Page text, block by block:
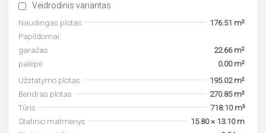
Veidrodinis variantas
Naudingas plotas
176.51 m²
Papildomai:
garažas
22.66 m²
palėpė
0.00 m²
Užstatymo plotas
195.02 m²
Bendras plotas
270.85 m²
Tūris
718.10 m³
Statinio matmenys
15.80 × 13.10 m